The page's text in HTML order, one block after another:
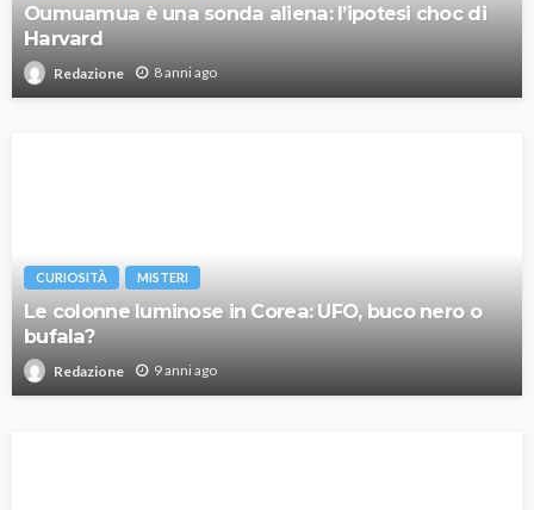
Oumuamua è una sonda aliena: l’ipotesi choc di
Harvard
Redazione 8 anni ago
CURIOSITÀ MISTERI
Le colonne luminose in Corea: UFO, buco nero o
bufala?
Redazione 9 anni ago